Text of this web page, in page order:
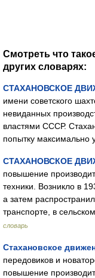
Смотреть что
других словарях:
СТАХАНОВСКОЕ
имени советского
невиданных
властями СССР.
попытку
СТАХАНОВСКОЕ
повышение
техники. Возникло в
а затем
транспорте, в
словарь
Стахановское
передовиков и
повышение